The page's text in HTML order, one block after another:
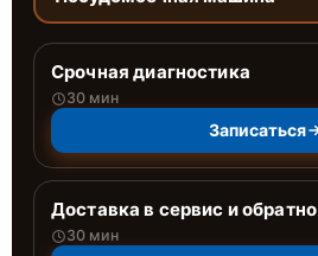
Срочная диагностика
30 мин
Записаться
Доставка в сервис и обратно
30 мин